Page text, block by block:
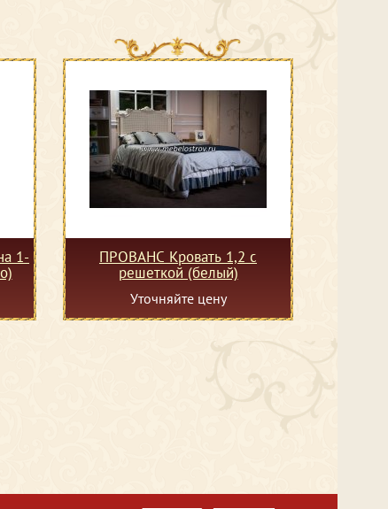
1-
ПРОВАНС Кровать 1,2 с
решеткой (белый)
Уточняйте цену